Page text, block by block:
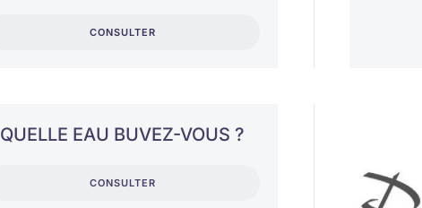
CONSULTER
QUELLE EAU BUVEZ-VOUS ?
CONSULTER